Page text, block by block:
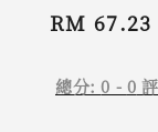
Sale
RM 67.23
總分:0 - 0